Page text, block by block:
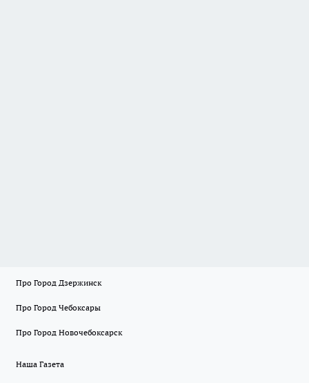
Про Город Дзержинск
Про Город Чебоксары
Про Город Новочебоксарск
Наша Газета